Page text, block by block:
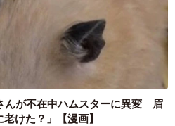
んが不在中ハムスターに異変 眉
けた？」【漫画】